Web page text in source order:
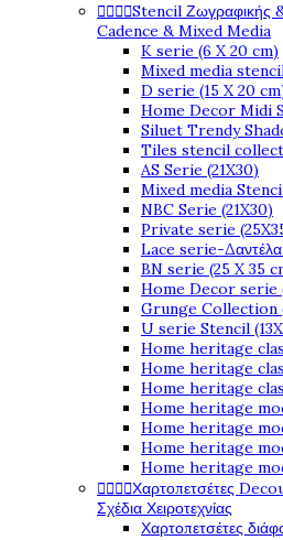
   Stencil Ζωγραφικής
Cadence & Mixed Media
K serie (6 X 20 cm)
Mixed media
D serie (15 X 20
Home Decor Midi
Siluet Trendy
Tiles stencil
AS Serie (21X30)
Mixed media
NBC Serie (21X30)
Private serie
Lace serie-
BN serie (25 X 35
Home Decor serie
Grunge Collection
U serie Stencil
Home heritage
Home heritage
Home heritage
Home heritage
Home heritage
Home heritage
Home heritage
   Χαρτοπετσέτες
Σχέδια Χειροτεχνίας
Χαρτοπετσέτες